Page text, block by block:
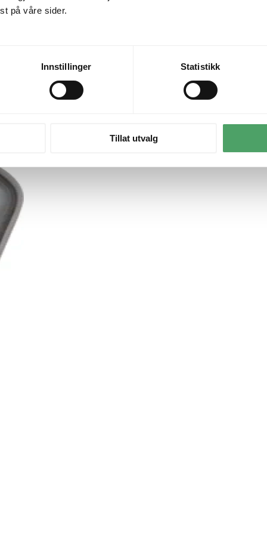
på våre sider.
Innstillinger Statistikk
Tillat utvalg